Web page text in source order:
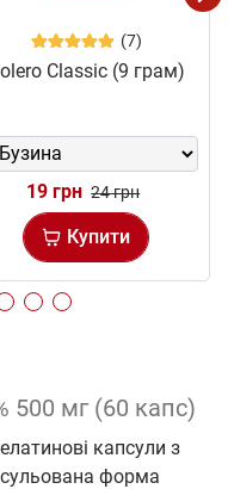
(7)
Classic (9 грам)
19 грн 24 грн
Купити
500 мг (60 капс)
капсули з
форма